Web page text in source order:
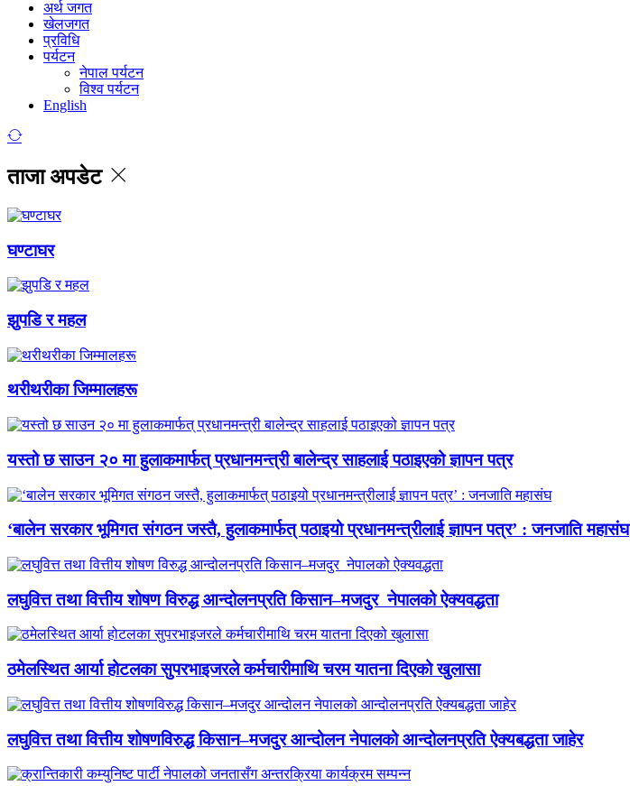
अर्थ जगत
खेलजगत
प्रविधि
पर्यटन
नेपाल पर्यटन
विश्व पर्यटन
English
ताजा अपडेट
घण्टाघर
झुपडि र महल
थरीथरीका जिम्मालहरू
यस्तो छ साउन २० मा हुलाकमार्फत् प्रधानमन्त्री बालेन्द्र साहलाई पठाइएको ज्ञापन पत्र
‘बालेन सरकार भूमिगत संगठन जस्तै, हुलाकमार्फत् पठाइयो प्रधानमन्त्रीलाई ज्ञापन पत्र’ : जनजाति महासंघ
लघुवित्त तथा वित्तीय शोषण विरुद्ध आन्दोलनप्रति किसान–मजदुर नेपालको ऐक्यवद्धता
ठमेलस्थित आर्या होटलका सुपरभाइजरले कर्मचारीमाथि चरम यातना दिएको खुलासा
लघुवित्त तथा वित्तीय शोषणविरुद्ध किसान–मजदुर आन्दोलन नेपालको आन्दोलनप्रति ऐक्यबद्धता जाहेर